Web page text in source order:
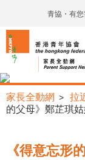
青協・有
家長全動網 > 拉
的父母》鄭芷琪
《得意忘形